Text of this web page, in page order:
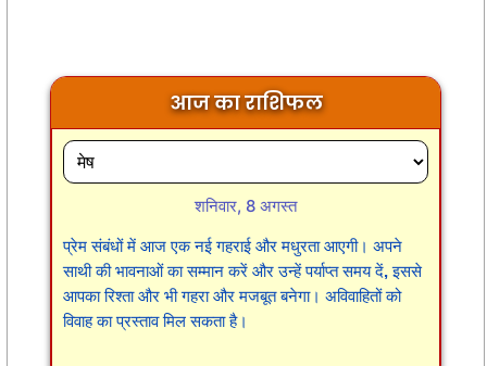
आज का राशिफल
शनिवार, 8 अगस्त
प्रेम संबंधों में आज एक नई गहराई और मधुरता आएगी। अपने
साथी की भावनाओं का सम्मान करें और उन्हें पर्याप्त समय दें, इससे
आपका रिश्ता और भी गहरा और मजबूत बनेगा। अविवाहितों को
विवाह का प्रस्ताव मिल सकता है।